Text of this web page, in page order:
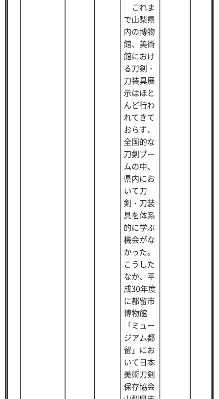
これま
で山梨県
内の博物
館、美術
館におけ
る刀剣・
刀装具展
示はほと
んど行わ
れてきて
おらず、
全国的な
刀剣ブー
ムの中、
県内にお
いて刀
剣・刀装
具を体系
的に学ぶ
機会がな
かった。
こうした
なか、平
成30年度
に都留市
博物館
「ミュー
ジアム都
留」にお
いて日本
美術刀剣
保存協会